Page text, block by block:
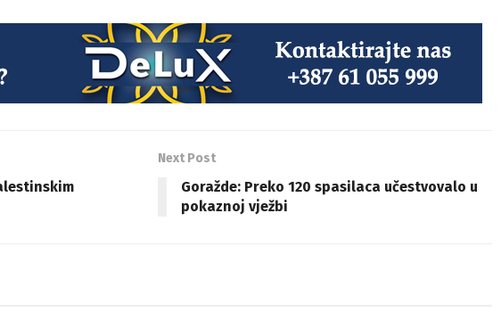
Next Post
Goražde: Preko 120 spasilaca učestvovalo u
pokaznoj vježbi